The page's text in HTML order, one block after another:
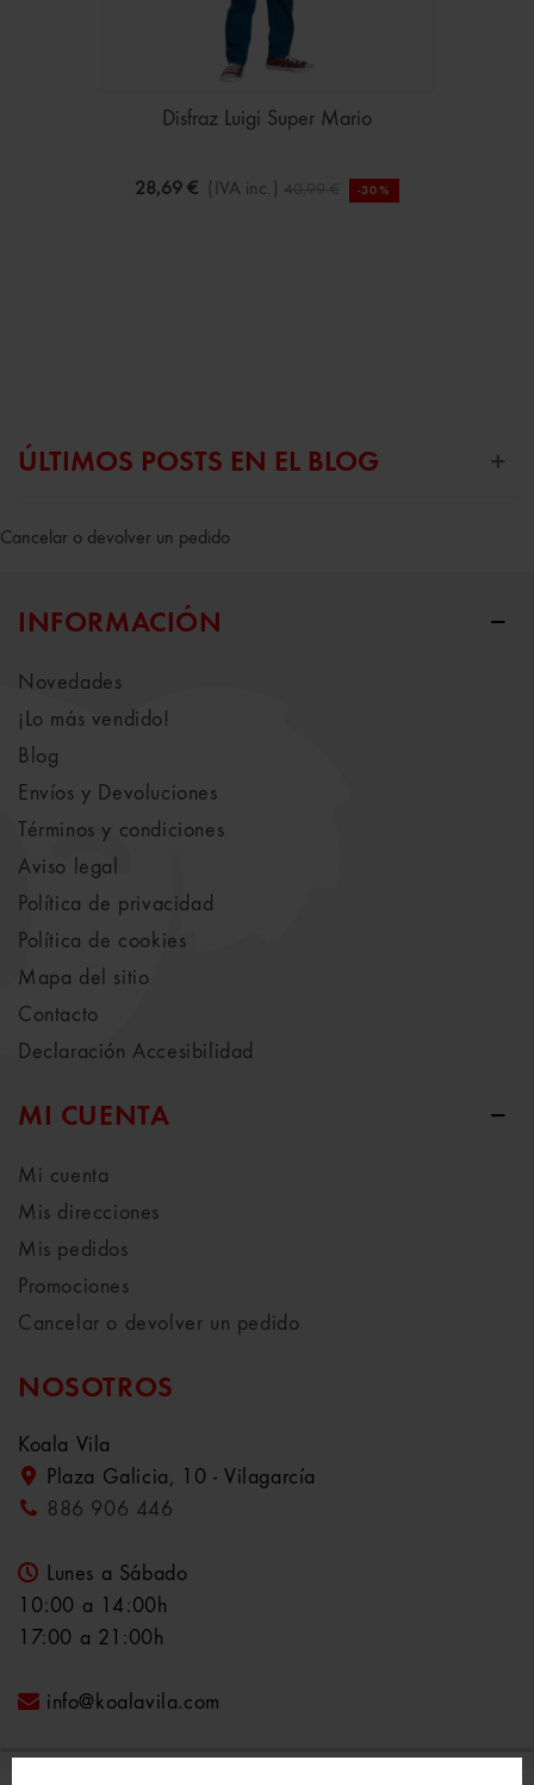
Disfraz Luigi Super Mario
28,69 € (IVA inc.) 40,99 € -30%
ÚLTIMOS POSTS EN EL BLOG
Cancelar o devolver un pedido
INFORMACIÓN
Novedades
¡Lo más vendido!
Blog
Envíos y Devoluciones
Términos y condiciones
Aviso legal
Política de privacidad
Política de cookies
Mapa del sitio
Contacto
Declaración Accesibilidad
MI CUENTA
Mi cuenta
Mis direcciones
Mis pedidos
Promociones
Cancelar o devolver un pedido
NOSOTROS
Koala Vila
Plaza Galicia, 10 - Vilagarcía
886 906 446
Lunes a Sábado
10:00 a 14:00h
17:00 a 21:00h
info@koalavila.com